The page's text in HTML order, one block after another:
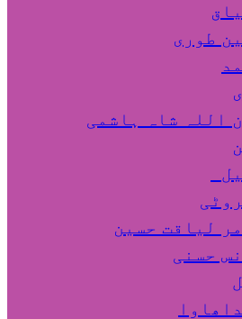
طوری
اللہ شاہ ہاشمی
لیاقت حسین
حسنی